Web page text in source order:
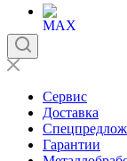
Сервис
Доставка
Гарантии